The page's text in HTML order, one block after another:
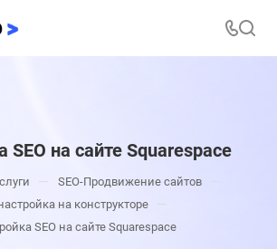
SEO на сайте Squarespace
— SEO-Продвижение сайтов —
на конструкторе —
SEO на сайте Squarespace